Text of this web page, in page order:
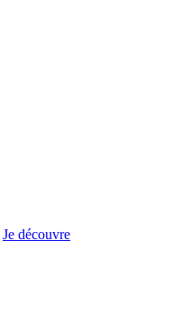
Je découvre